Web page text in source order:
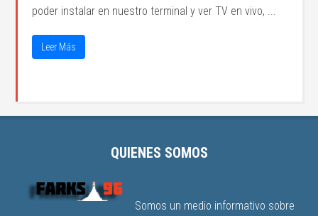
poder instalar en nuestro terminal y ver TV en vivo, ...
Leer Más
QUIENES SOMOS
Somos un medio informativo sobre